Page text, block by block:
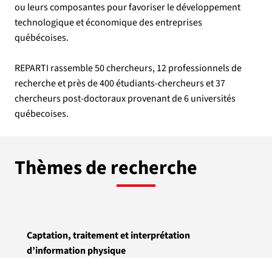
ou leurs composantes pour favoriser le développement
technologique et économique des entreprises
québécoises.
REPARTI rassemble 50 chercheurs, 12 professionnels de
recherche et près de 400 étudiants-chercheurs et 37
chercheurs post-doctoraux provenant de 6 universités
québecoises.
Thèmes de recherche
Captation, traitement et interprétation
d’information physique